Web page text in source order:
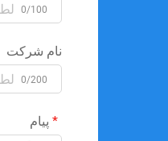
0/100
نام شرکت
0/200
پیام